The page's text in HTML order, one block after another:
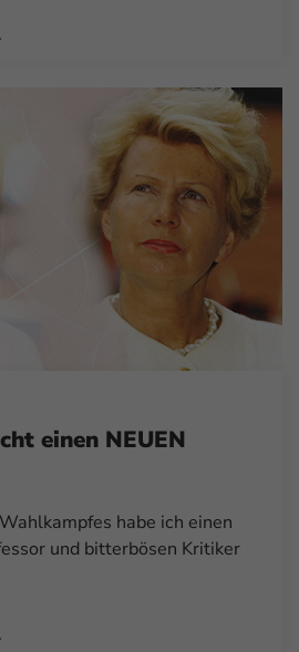
einen NEUEN
habe ich einen
und bitterbösen Kritiker